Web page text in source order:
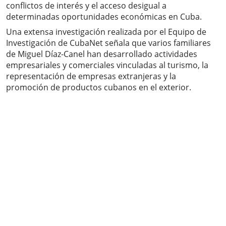
conflictos de interés y el acceso desigual a
determinadas oportunidades económicas en Cuba.
Una extensa investigación realizada por el Equipo de
Investigación de CubaNet señala que varios familiares
de Miguel Díaz-Canel han desarrollado actividades
empresariales y comerciales vinculadas al turismo, la
representación de empresas extranjeras y la
promoción de productos cubanos en el exterior.